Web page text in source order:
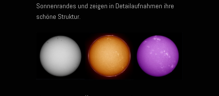
Sonnenrandes und zeigen in Detailaufnahmen ihre
schöne Struktur.